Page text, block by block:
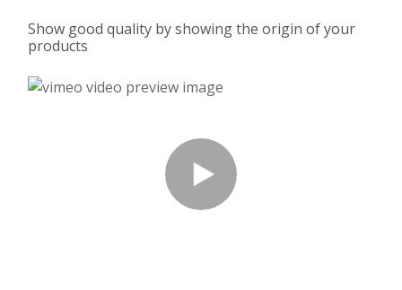
Show good quality by showing the origin of your
products